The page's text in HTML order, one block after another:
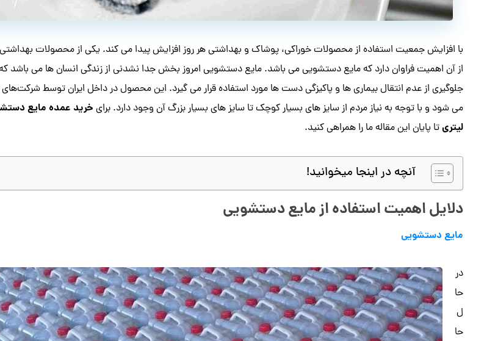
با افزایش جمعیت استفاده از محصولات خوراکی، پوشاک و بهداشتی هر روز افزایش پیدا می کند. یکی از محصولات
از آن اهمیت فراوان دارد که مایع دستشویی می باشد. مایع دستشویی امروز بخش جدا نشدنی از زندگی انسان ها می باشد که
جلوگیری از عدم انتقال بیماری ها و پاکیزگی دست ها مورد استفاده قرار می گیرد. این محصول در داخل ایران توسط شرکت‌های
می شود و با توجه به نیاز مردم از سایز های بسیار کوچک تا سایز های بسیار بزرگ آن وجود دارد. برای
لیتریتا پایان این مقاله ما را همراهی کنید.
آنچه در اینجا میخوانید!
دلایل اهمیت استفاده از مایع دستشویی
مایع دستشویی
در
حا
ل
حا